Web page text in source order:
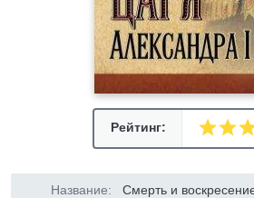
Рейтинг:
Название: Смерть и